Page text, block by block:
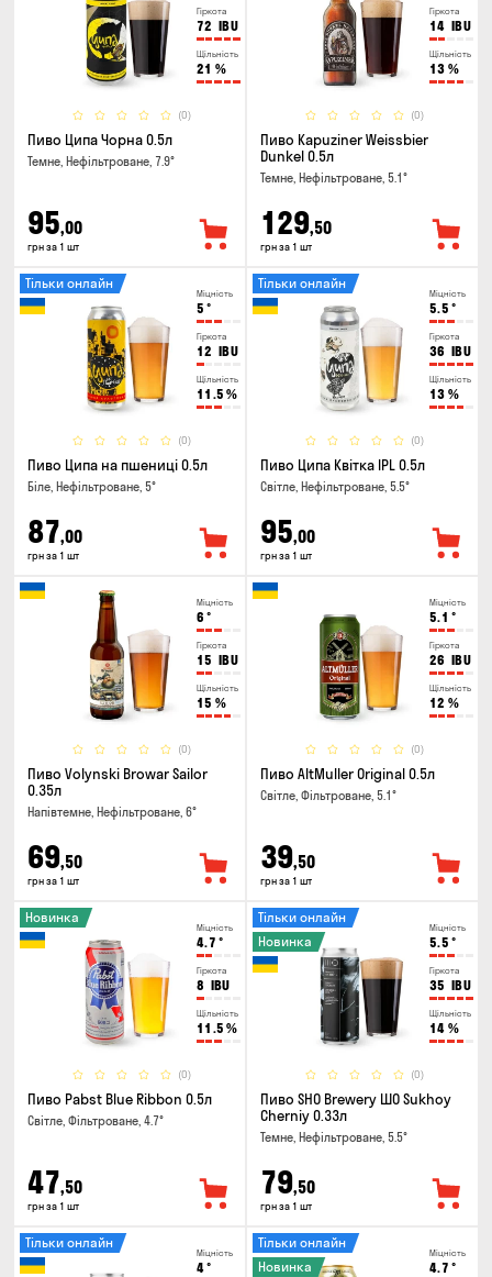
Гіркота
72 IBU
Щільність
21 %
(0)
Пиво Ципа Чорна 0.5л
Темне, Нефільтроване, 7.9°
95,00
грн за 1 шт
Гіркота
14 IBU
Щільність
13 %
(0)
Пиво Kapuziner Weissbier
Dunkel 0.5л
Темне, Нефільтроване, 5.1°
129,50
грн за 1 шт
Міцність
5 °
Гіркота
12 IBU
Щільність
11.5 %
(0)
Тільки онлайн
Пиво Ципа на пшениці 0.5л
Біле, Нефільтроване, 5°
87,00
грн за 1 шт
Міцність
5.5 °
Гіркота
36 IBU
Щільність
13 %
(0)
Тільки онлайн
Пиво Ципа Квітка IPL 0.5л
Світле, Нефільтроване, 5.5°
95,00
грн за 1 шт
Міцність
6 °
Гіркота
15 IBU
Щільність
15 %
(0)
Пиво Volynski Browar Sailor
0.35л
Напівтемне, Нефільтроване, 6°
69,50
грн за 1 шт
Міцність
5.1 °
Гіркота
26 IBU
Щільність
12 %
(0)
Пиво AltMuller Original 0.5л
Світле, Фільтроване, 5.1°
39,50
грн за 1 шт
Міцність
4.7 °
Гіркота
8 IBU
Щільність
11.5 %
(0)
Новинка
Пиво Pabst Blue Ribbon 0.5л
Світле, Фільтроване, 4.7°
47,50
грн за 1 шт
Міцність
5.5 °
Гіркота
35 IBU
Щільність
14 %
(0)
Тільки онлайн
Новинка
Пиво SHO Brewery ШО Sukhoy
Cherniy 0.33л
Темне, Нефільтроване, 5.5°
79,50
грн за 1 шт
Міцність
4°
Тільки онлайн
Міцність
4.7 °
Тільки онлайн
Новинка